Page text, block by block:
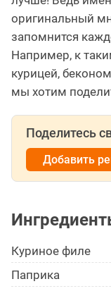
оригинальный
запомнится
Например, к
курицей,
мы хотим
Поделитесь
Добавить
Куриное филе
Паприка